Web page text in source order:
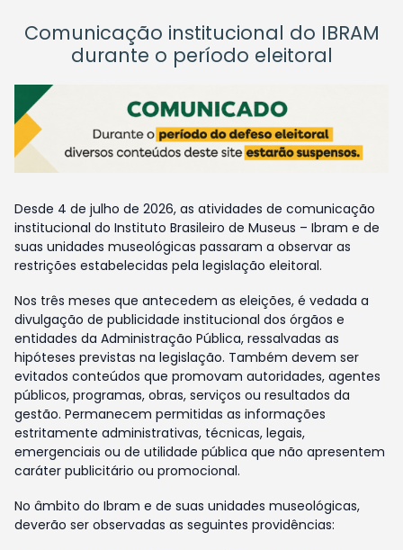
Comunicação institucional do IBRAM
durante o período eleitoral
Desde 4 de julho de 2026, as atividades de comunicação
institucional do Instituto Brasileiro de Museus – Ibram e de
suas unidades museológicas passaram a observar as
restrições estabelecidas pela legislação eleitoral.
Nos três meses que antecedem as eleições, é vedada a
divulgação de publicidade institucional dos órgãos e
entidades da Administração Pública, ressalvadas as
hipóteses previstas na legislação. Também devem ser
evitados conteúdos que promovam autoridades, agentes
públicos, programas, obras, serviços ou resultados da
gestão. Permanecem permitidas as informações
estritamente administrativas, técnicas, legais,
emergenciais ou de utilidade pública que não apresentem
caráter publicitário ou promocional.
No âmbito do Ibram e de suas unidades museológicas,
deverão ser observadas as seguintes providências: